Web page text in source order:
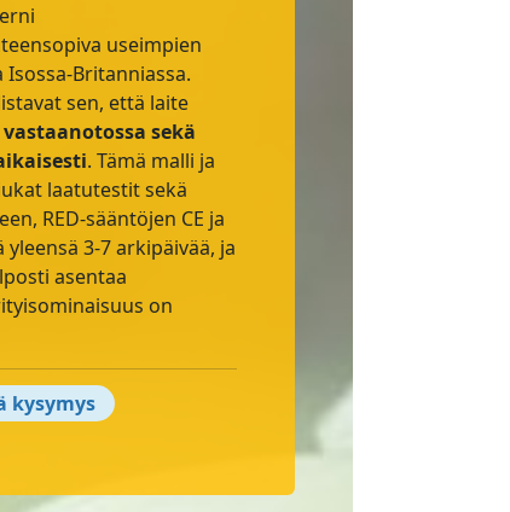
useimpien
Britanniassa.
sen, että laite
sekä
. Tämä malli ja
laatutestit sekä
RED-sääntöjen CE ja
3-7 arkipäivää, ja
asentaa
on
kysymys